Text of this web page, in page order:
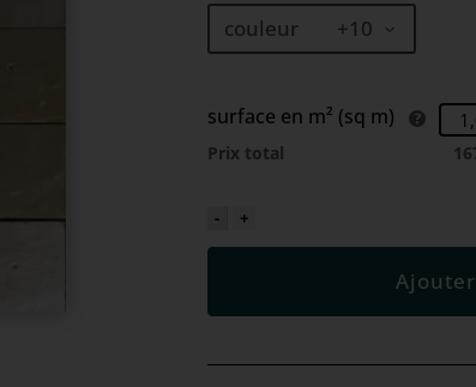
couleur +10
surface en m² (sq m)
Prix total
- +